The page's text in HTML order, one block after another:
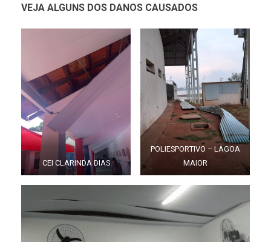
VEJA ALGUNS DOS DANOS CAUSADOS
CEI CLARINDA DIAS
POLIESPORTIVO – LAGOA
MAIOR